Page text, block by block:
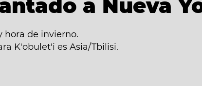
a Nueva
hora de invierno.
K'obulet'i es Asia/Tbilisi.